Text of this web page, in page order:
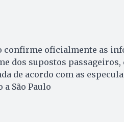
confirme oficialmente as
dos supostos passageiros,
de acordo com as
São Paulo